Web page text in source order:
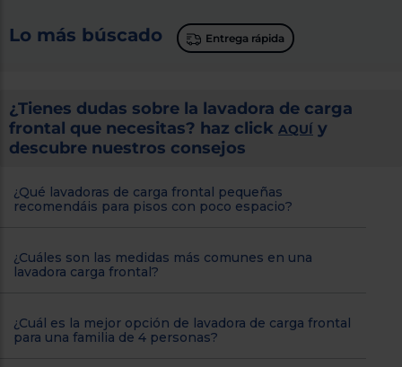
Lo más búscado Entrega rápida
¿Tienes dudas sobre la lavadora de carga
frontal que necesitas? haz click AQUÍ y
descubre nuestros consejos
¿Qué lavadoras de carga frontal pequeñas
recomendáis para pisos con poco espacio?
¿Cuáles son las medidas más comunes en una
lavadora carga frontal?
¿Cuál es la mejor opción de lavadora de carga frontal
para una familia de 4 personas?